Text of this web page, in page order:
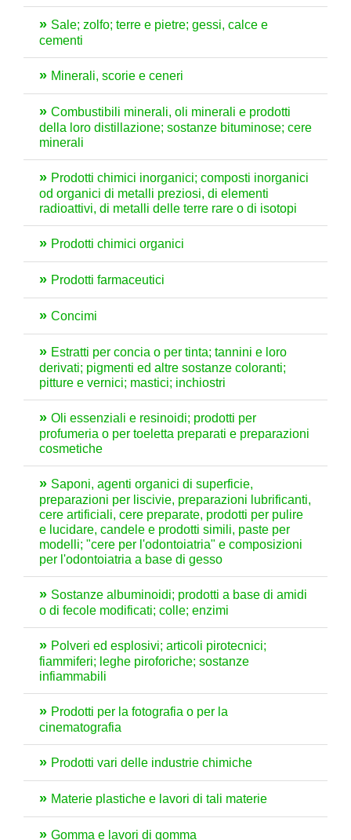
Sale; zolfo; terre e pietre; gessi, calce e
cementi
Minerali, scorie e ceneri
Combustibili minerali, oli minerali e prodotti
della loro distillazione; sostanze bituminose; cere
minerali
Prodotti chimici inorganici; composti inorganici
od organici di metalli preziosi, di elementi
radioattivi, di metalli delle terre rare o di isotopi
Prodotti chimici organici
Prodotti farmaceutici
Concimi
Estratti per concia o per tinta; tannini e loro
derivati; pigmenti ed altre sostanze coloranti;
pitture e vernici; mastici; inchiostri
Oli essenziali e resinoidi; prodotti per
profumeria o per toeletta preparati e preparazioni
cosmetiche
Saponi, agenti organici di superficie,
preparazioni per liscivie, preparazioni lubrificanti,
cere artificiali, cere preparate, prodotti per pulire
e lucidare, candele e prodotti simili, paste per
modelli; "cere per l'odontoiatria" e composizioni
per l'odontoiatria a base di gesso
Sostanze albuminoidi; prodotti a base di amidi
o di fecole modificati; colle; enzimi
Polveri ed esplosivi; articoli pirotecnici;
fiammiferi; leghe piroforiche; sostanze
infiammabili
Prodotti per la fotografia o per la
cinematografia
Prodotti vari delle industrie chimiche
Materie plastiche e lavori di tali materie
Gomma e lavori di gomma